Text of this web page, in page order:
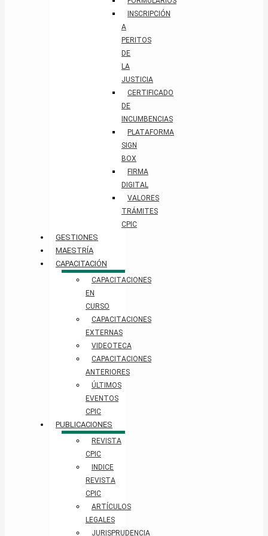
INSCRIPCIÓN
A
PERITOS
DE
LA
JUSTICIA
CERTIFICADO
DE
INCUMBENCIAS
PLATAFORMA
SIGN
BOX
FIRMA
DIGITAL
VALORES
TRÁMITES
CPIC
GESTIONES
MAESTRÍA
CAPACITACIÓN
CAPACITACIONES
EN
CURSO
CAPACITACIONES
EXTERNAS
VIDEOTECA
CAPACITACIONES
ANTERIORES
ÚLTIMOS
EVENTOS
CPIC
PUBLICACIONES
REVISTA
CPIC
INDICE
REVISTA
CPIC
ARTÍCULOS
LEGALES
JURISPRUDENCIA